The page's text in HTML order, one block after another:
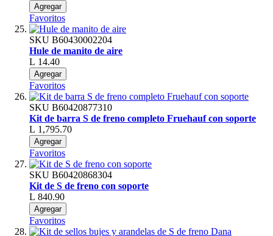
Agregar
Favoritos
SKU B60430002204
Hule de manito de aire
L 14.40
Agregar
Favoritos
SKU B60420877310
Kit de barra S de freno completo Fruehauf con soporte
L 1,795.70
Agregar
Favoritos
SKU B60420868304
Kit de S de freno con soporte
L 840.90
Agregar
Favoritos